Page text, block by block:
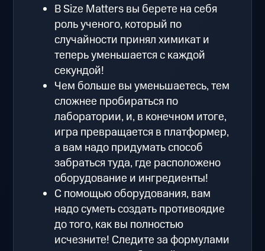
В Size Matters вы берете на себя
роль ученого, который по
случайности принял химикат и
теперь уменьшается с каждой
секундой!
Чем больше вы уменьшаетесь, тем
сложнее пробираться по
лаборатории, и, в конечном итоге,
игра превращается в платформер,
а вам надо придумать способ
забраться туда, где расположено
оборудование и ингредиенты!
С помощью оборудования, вам
надо суметь создать противоядие
до того, как вы полностью
исчезните! Следите за формулами